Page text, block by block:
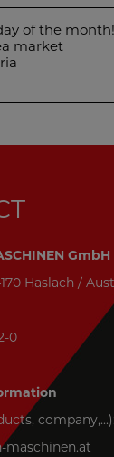
of the month!
market
GmbH
Haslach /
0
company,...):
maschinen.at